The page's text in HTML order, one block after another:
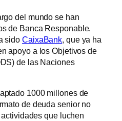
del mundo se han
de Banca Responable.
sido CaixaBank, que ya ha
apoyo a los Objetivos de
de las Naciones
1000 millones de
de deuda senior no
que luchen